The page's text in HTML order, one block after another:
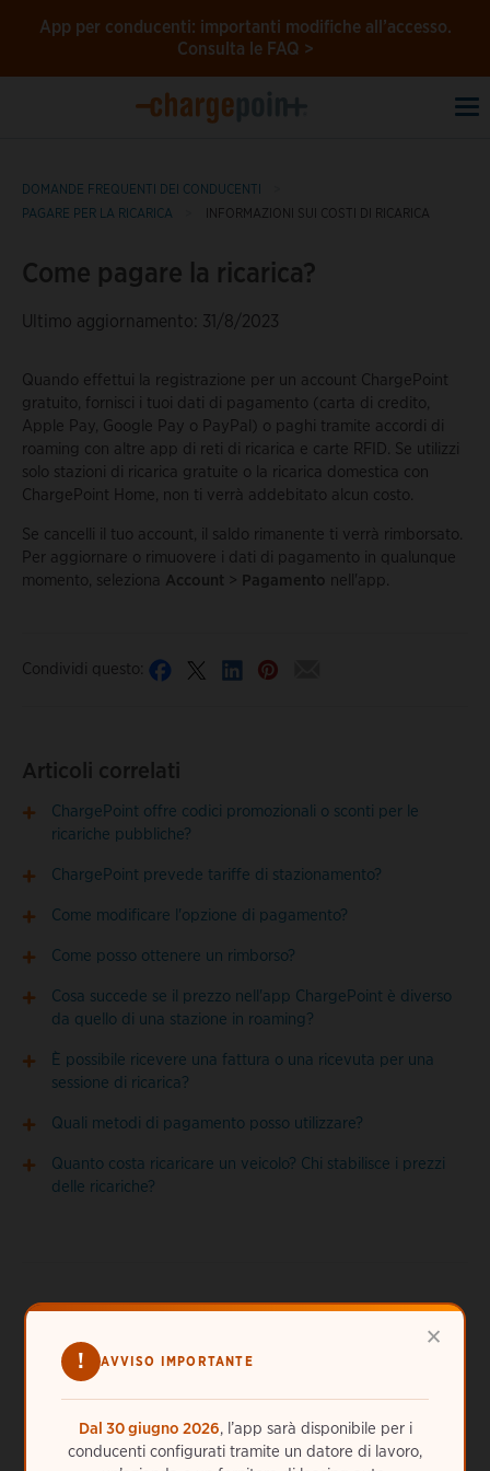
×
! AVVISO IMPORTANTE
Dal 30 giugno 2026, l’app sarà disponibile per i
conducenti configurati tramite un datore di lavoro,
App per conducenti: importanti modifiche all’accesso.
Consulta le FAQ >
DOMANDE FREQUENTI DEI CONDUCENTI
PAGARE PER LA RICARICA
INFORMAZIONI SUI COSTI DI RICARICA
Come pagare la ricarica?
Ultimo aggiornamento: 31/8/2023
Quando effettui la registrazione per un account ChargePoint
gratuito, fornisci i tuoi dati di pagamento (carta di credito,
Apple Pay, Google Pay o PayPal) o paghi tramite accordi di
roaming con altre app di reti di ricarica e carte RFID. Se utilizzi
solo stazioni di ricarica gratuite o la ricarica domestica con
ChargePoint Home, non ti verrà addebitato alcun costo.
Se cancelli il tuo account, il saldo rimanente ti verrà rimborsato.
Per aggiornare o rimuovere i dati di pagamento in qualunque
momento, seleziona Account > Pagamento nell'app.
Condividi questo:
Articoli correlati
ChargePoint offre codici promozionali o sconti per le
ricariche pubbliche?
ChargePoint prevede tariffe di stazionamento?
Come modificare l'opzione di pagamento?
Come posso ottenere un rimborso?
Cosa succede se il prezzo nell'app ChargePoint è diverso
da quello di una stazione in roaming?
È possibile ricevere una fattura o una ricevuta per una
sessione di ricarica?
Quali metodi di pagamento posso utilizzare?
Quanto costa ricaricare un veicolo? Chi stabilisce i prezzi
delle ricariche?
Hai bisogno di ulteriore assistenza?
ChargePoint è sempre qui per te. Chiamaci 24 ore al
giorno, 7 giorni alla settimana al numero39 (800) 168017